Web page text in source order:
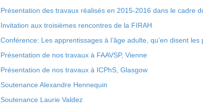
Présentation des travaux réalisés en 2015-2016 dans le cadre
Invitation aux troisièmes rencontres de la FIRAH
Conférence: Les apprentissages à l’âge adulte, qu’en disent
Présentation de nos travaux à FAAVSP, Vienne
Présentation de nos travaux à ICPhS, Glasgow
Soutenance Alexandre Hennequin
Soutenance Laurie Valdez